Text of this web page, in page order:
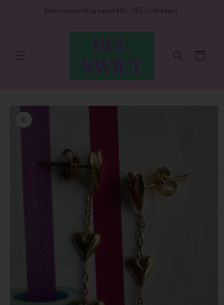
naar de
💙 Gratis verzending vanaf €30,- 🇳🇱 (sieraden)
Winkelwagen